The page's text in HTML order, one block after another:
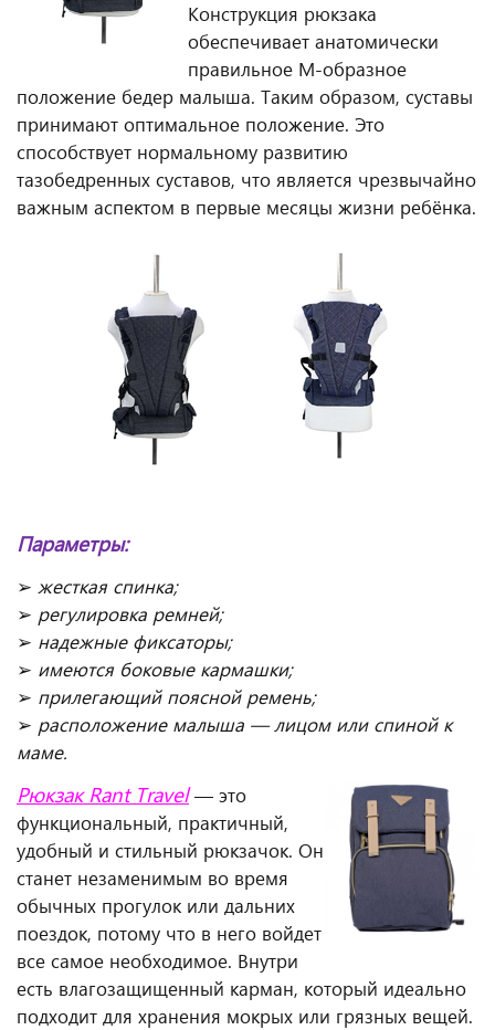
Конструкция рюкзака
обеспечивает анатомически
правильное М-образное
положение бедер малыша. Таким образом, суставы
принимают оптимальное положение. Это
способствует нормальному развитию
тазобедренных суставов, что является чрезвычайно
важным аспектом в первые месяцы жизни ребёнка.
Параметры:
➢ жесткая спинка;
➢ регулировка ремней;
➢ надежные фиксаторы;
➢ имеются боковые кармашки;
➢ прилегающий поясной ремень;
➢ расположение малыша — лицом или спиной к
маме.
Рюкзак Rant Travel — это
функциональный, практичный,
удобный и стильный рюкзачок. Он
станет незаменимым во время
обычных прогулок или дальних
поездок, потому что в него войдет
все самое необходимое. Внутри
есть влагозащищенный карман, который идеально
подходит для хранения мокрых или грязных вещей.